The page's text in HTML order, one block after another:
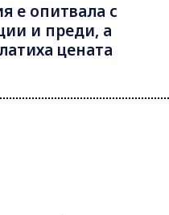
е опитвала с
и преди, а
цената